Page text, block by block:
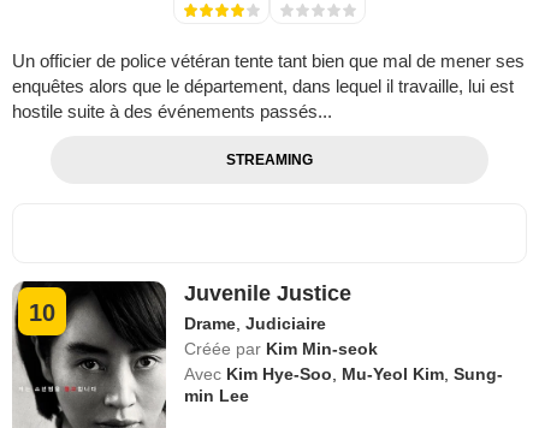
Un officier de police vétéran tente tant bien que mal de mener ses
enquêtes alors que le département, dans lequel il travaille, lui est
hostile suite à des événements passés...
STREAMING
10
Juvenile Justice
Drame ,Judiciaire
Créée par Kim Min-seok
Avec Kim Hye-Soo Mu-Yeol Kim ,Sung-
min Lee